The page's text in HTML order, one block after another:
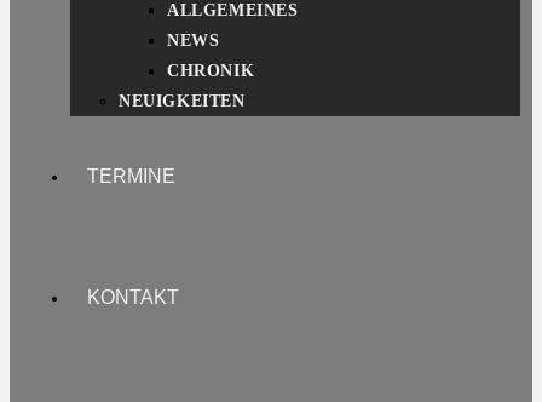
ALLGEMEINES
NEWS
CHRONIK
NEUIGKEITEN
TERMINE
KONTAKT